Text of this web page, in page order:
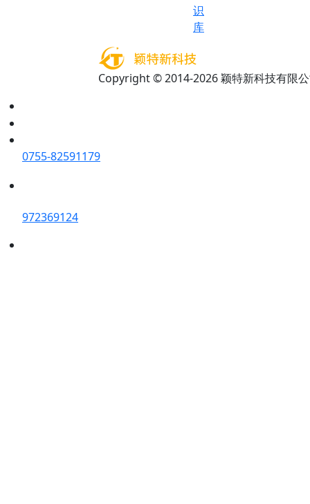
识
库
Copyright © 2014-2026 颖特新科技有限
0755-82591179
972369124